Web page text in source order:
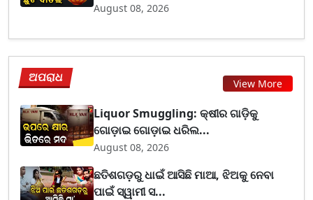
August 08, 2026
ଅପରାଧ View More
Liquor Smuggling: କ୍ଷୀର ଗାଡ଼ିକୁ
ଗୋଡ଼ାଇ ଗୋଡ଼ାଇ ଧରିଲ...
August 08, 2026
ଛତିଶଗଡ଼ରୁ ଧାଇଁ ଆସିଛି ମାଆ, ଝିଅକୁ ନେବା
ପାଇଁ ସ୍ୱାମୀ ସ...